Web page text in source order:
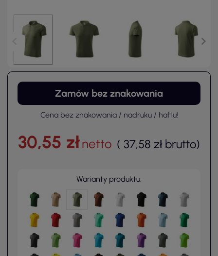
Zamów bez znakowania
Cena bez znakowania / nadruku / haftu!
30,55 złnetto ( 37,58 zł brutto)
Warianty produktu: